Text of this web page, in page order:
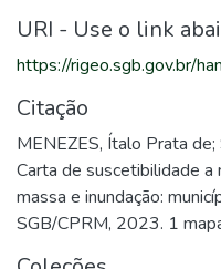
URI - Use o link
https://rigeo.sgb.gov.br/
Citação
MENEZES, Ítalo Prata
Carta de suscetibilidade
massa e inundação:
SGB/CPRM, 2023. 1